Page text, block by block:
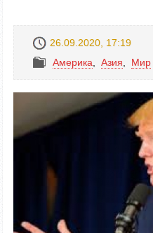
26.09.2020, 17:19
Америка
Азия Mир